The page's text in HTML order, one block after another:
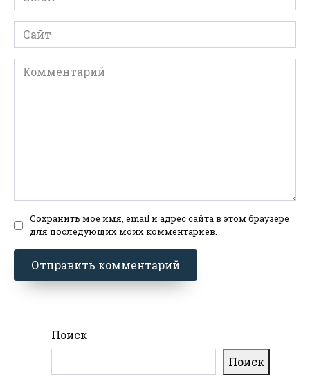
*
Сайт
Комментарий
Сохранить моё имя, email и адрес сайта в этом браузере
для последующих моих комментариев.
Поиск
Поиск